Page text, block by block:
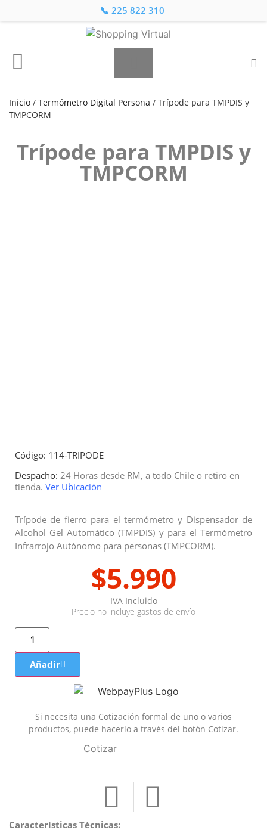
📞 225 822 310
Inicio / Termómetro Digital Persona / Trípode para TMPDIS y
TMPCORM
Trípode para TMPDIS y
TMPCORM
Código: 114-TRIPODE
Despacho: 24 Horas desde RM, a todo Chile o retiro en
tienda. Ver Ubicación
Trípode de fierro para el termómetro y Dispensador de
Alcohol Gel Automático (TMPDIS) y para el Termómetro
Infrarrojo Autónomo para personas (TMPCORM).
$5.990
IVA Incluido
Precio no incluye gastos de envío
Añadir
Si necesita una Cotización formal de uno o varios
productos, puede hacerlo a través del botón Cotizar.
Cotizar
Características Técnicas: